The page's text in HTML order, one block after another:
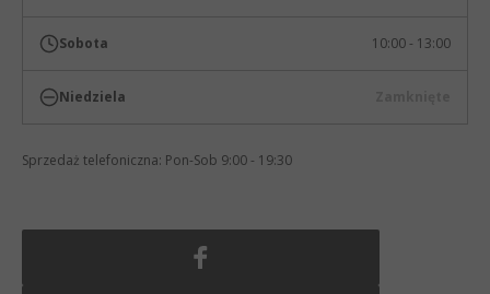
Sobota 10:00 - 13:00
Niedziela
Sprzedaż telefoniczna: Pon-Sob 9:00 - 19:30